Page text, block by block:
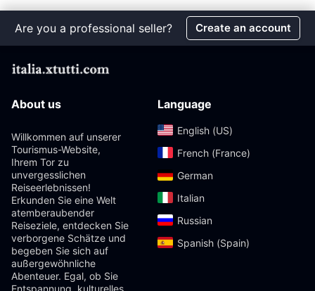
Are you a professional seller? Create an account
About us
Willkommen auf unserer
Tourismus-Website,
Ihrem Tor zu
unvergesslichen
Reiseerlebnissen!
Erkunden Sie eine Welt
atemberaubender
Reiseziele, entdecken Sie
verborgene Schätze und
begeben Sie sich auf
außergewöhnliche
Abenteuer. Egal, ob Sie
Entspannung, kulturelles
Language
English (US)‎
French (France)‎
German‎
Italian‎
Russian‎
Spanish (Spain)‎